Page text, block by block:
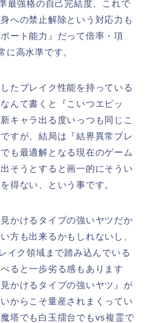
最強格の自己完結度、これで
への禁止解除という対応力も
ート能力』だって倍率・項
に高水準です。
たブレイク性能を持っている
んて書くと『こいつエピッ
キャラ出る度いっつも同じこ
すが、結局は『結界異常ブレ
も最適解となる現在のゲーム
そうとすると画一的にそうい
得ない、という事です。
かけるタイプの強いヤツだか
方も出来るかもしれないし、
イク領域まで踏み込んでいる
ると一歩劣る感もあります
かけるタイプの強いヤツ』が
からこそ量産されまくってい
塔でも白玉擂台でもvs複霊で